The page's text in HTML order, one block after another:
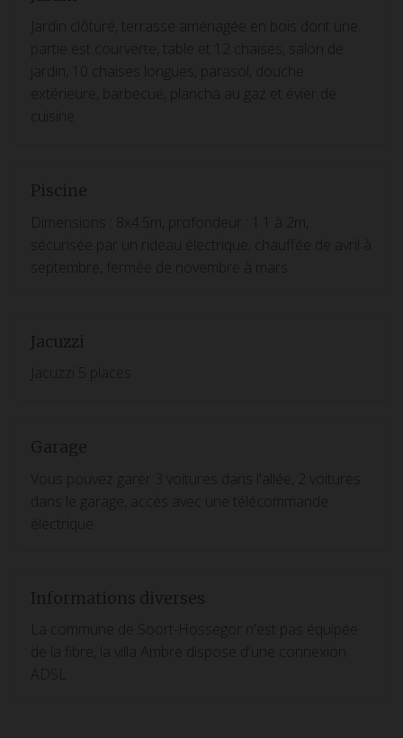
Jardin clôturé, terrasse aménagée en bois dont une
partie est courverte, table et 12 chaises, salon de
jardin, 10 chaises longues, parasol, douche
extérieure, barbecue, plancha au gaz et évier de
Piscine
Dimensions : 8x4.5m, profondeur : 1.1 à 2m,
sécurisée par un rideau électrique, chauffée de avril à
septembre, fermée de novembre à mars
Jacuzzi
Jacuzzi 5 places
Garage
Vous pouvez garer 3 voitures dans l'allée, 2 voitures
dans le garage, accès avec une télécommande
électrique
Informations diverses
La commune de Soort-Hossegor n'est pas équipée
de la fibre, la villa Ambre dispose d'une connexion